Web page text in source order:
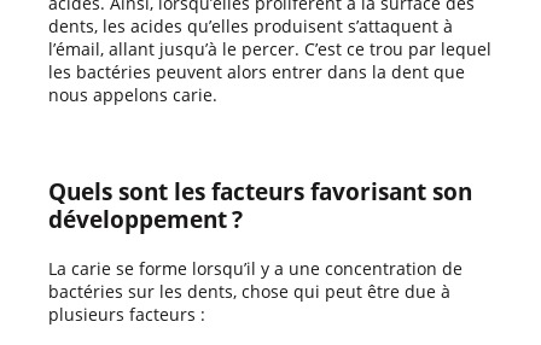
dents, les acides qu’elles produisent s’attaquent à
l’émail, allant jusqu’à le percer. C’est ce trou par lequel
les bactéries peuvent alors entrer dans la dent que
nous appelons carie.
Quels sont les facteurs favorisant son
développement ?
La carie se forme lorsqu’il y a une concentration de
bactéries sur les dents, chose qui peut être due à
plusieurs facteurs :